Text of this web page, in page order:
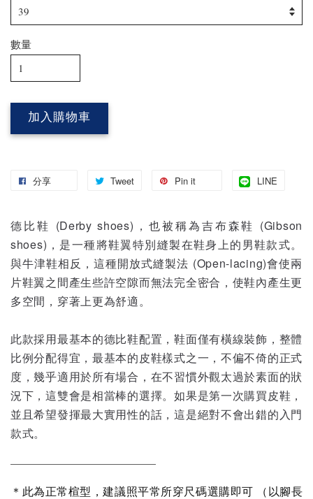
數量
加入購物車
分享 Tweet Pin it LINE
德比鞋 (Derby shoes)，也被稱為吉布森鞋 (Gibson
shoes)，是一種將鞋翼特別縫製在鞋身上的男鞋款式。
與牛津鞋相反，這種開放式縫製法 (Open-lacing)會使兩
片鞋翼之間產生些許空隙而無法完全密合，使鞋內產生更
多空間，穿著上更為舒適。
此款採用最基本的德比鞋配置，鞋面僅有橫線裝飾，整體
比例分配得宜，最基本的皮鞋樣式之一，不偏不倚的正式
度，幾乎適用於所有場合，在不習慣外觀太過於素面的狀
況下，這雙會是相當棒的選擇。如果是第一次購買皮鞋，
並且希望發揮最大實用性的話，這是絕對不會出錯的入門
款式。
—————————————
＊此為正常楦型，建議照平常所穿尺碼選購即可 （以腳長